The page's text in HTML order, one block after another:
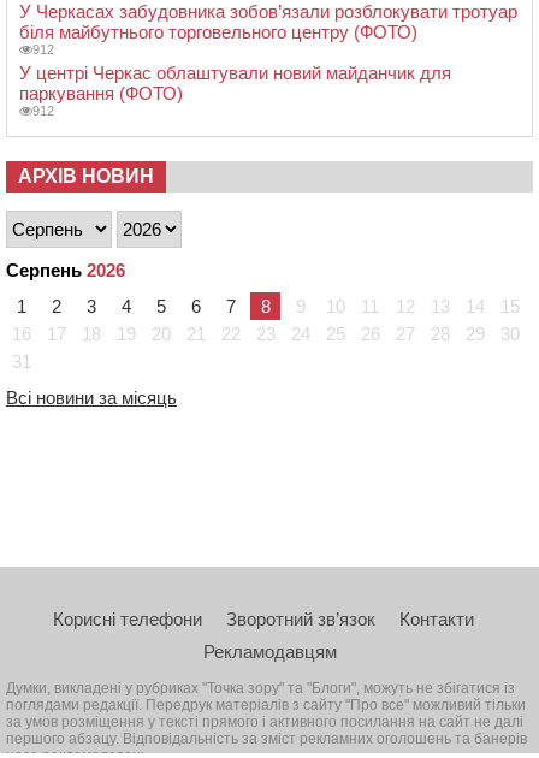
У Черкасах забудовника зобов’язали розблокувати тротуар
біля майбутнього торговельного центру (ФОТО)
912
У центрі Черкас облаштували новий майданчик для
паркування (ФОТО)
912
АРХІВ НОВИН
Серпень 2026
1
2 3 4 5 6 7 8 9 10 11 12 13 14
15
16
17 18 19 20 21 22 23 24 25 26 27 28 29
30
31
Всі новини за місяць
Корисні телефони Зворотний зв’язок
Контакти
Рекламодавцям
Думки, викладені у рубриках "Точка зору" та "Блоги", можуть не збігатися із
поглядами редакції. Передрук матеріалів з сайту "Про все" можливий тільки
за умов розміщення у тексті прямого і активного посилання на сайт не далі
першого абзацу. Відповідальність за зміст рекламних оголошень та банерів